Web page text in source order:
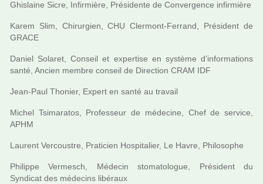
Ghislaine Sicre, Infirmière, Présidente de Convergence infir­mière
Karem Slim, Chirurgien, CHU Clermont-Ferrand, Président de
GRACE
Daniel Solaret, Conseil et exper­tise en sys­tème d’infor­ma­tions
santé, Ancien membre conseil de Direction CRAM IDF
Jean-Paul Thonier, Expert en santé au tra­vail
Michel Tsimaratos, Professeur de méde­cine, Chef de ser­vice,
APHM
Laurent Vercoustre, Praticien Hospitalier, Le Havre, Philosophe
Philippe Vermesch, Médecin sto­ma­to­lo­gue, Président du
Syndicat des méde­cins libé­raux